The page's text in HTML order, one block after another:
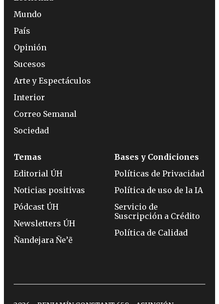
Mundo
País
Opinión
Sucesos
Arte y Espectáculos
Interior
Correo Semanal
Sociedad
Temas
Editorial ÚH
Noticias positivas
Pódcast ÚH
Newsletters ÚH
Ñandejara Ñe’ẽ
Bases y Condiciones
Políticas de Privacidad
Política de uso de la IA
Servicio de
Suscripción a Crédito
Política de Calidad